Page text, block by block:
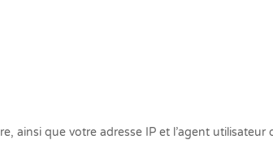
ainsi que votre adresse IP et l’agent